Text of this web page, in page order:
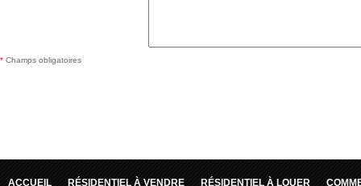
* Champs obligatoires
ACCUEIL RÉSIDENTIEL À VENDRE RÉSIDENTIEL À LOUER